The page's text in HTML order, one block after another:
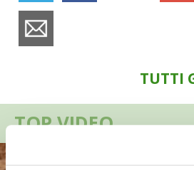
RIMANI A CONTATTO
VITA IN CAMPAGNA LA
NATURALMENTE
TUTTI
TOP VIDEO